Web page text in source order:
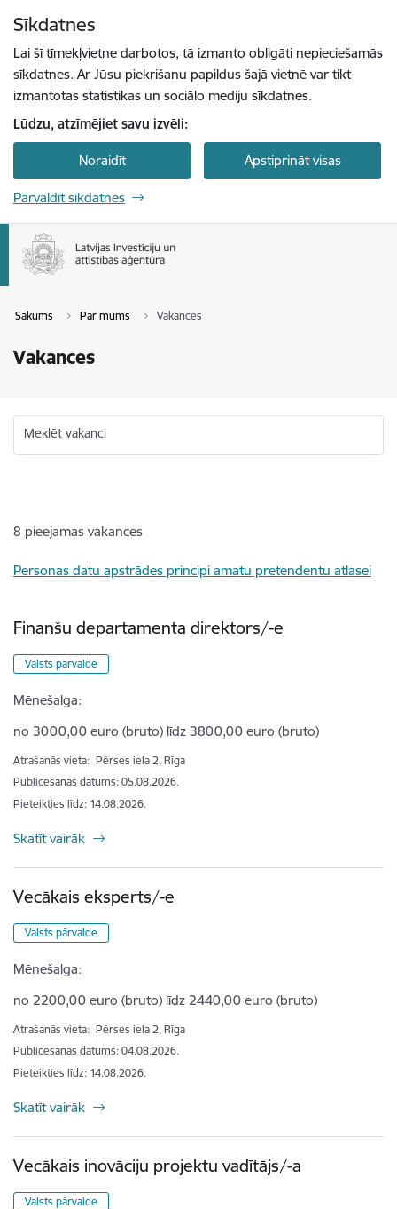
Sīkdatnes
Lai šī tīmekļvietne darbotos, tā izmanto obligāti nepieciešamās
sīkdatnes. Ar Jūsu piekrišanu papildus šajā vietnē var tikt
izmantotas statistikas un sociālo mediju sīkdatnes.
Lūdzu, atzīmējiet savu izvēli:
Noraidīt Apstiprināt visas
Pārvaldīt sīkdatnes
Sākums Par mums Vakances
Vakances
Meklēt vakanci
8 pieejamas vakances
Personas datu apstrādes principi amatu pretendentu atlasei
Finanšu departamenta direktors/-e
Valsts pārvalde
Mēnešalga:
no 3000,00 euro (bruto) līdz 3800,00 euro (bruto)
Atrašanās vieta: Pērses iela 2, Rīga
Publicēšanas datums: 05.08.2026.
Pieteikties līdz: 14.08.2026.
Skatīt vairāk
Vecākais eksperts/-e
Valsts pārvalde
Mēnešalga:
no 2200,00 euro (bruto) līdz 2440,00 euro (bruto)
Atrašanās vieta: Pērses iela 2, Rīga
Publicēšanas datums: 04.08.2026.
Pieteikties līdz: 14.08.2026.
Skatīt vairāk
Vecākais inovāciju projektu vadītājs/-a
Valsts pārvalde